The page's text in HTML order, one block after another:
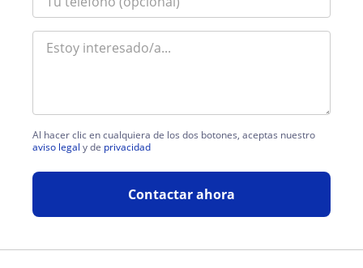
Al hacer clic en cualquiera de los dos botones, aceptas nuestro
aviso legal y de privacidad
Contactar ahora